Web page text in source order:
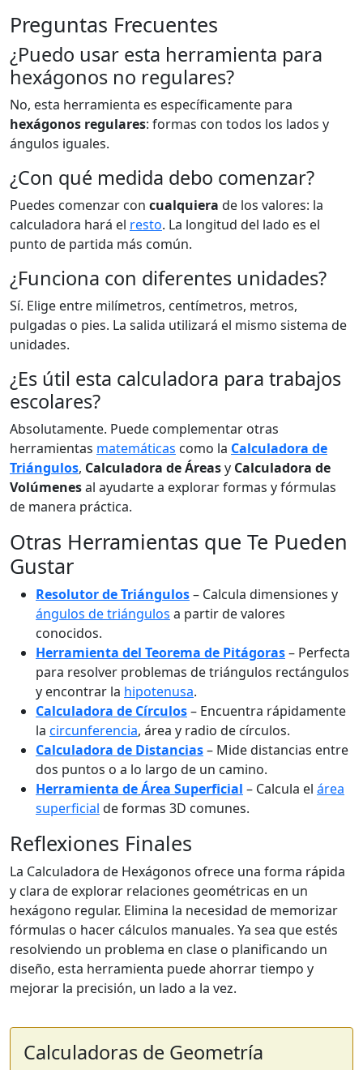
Preguntas Frecuentes
¿Puedo usar esta herramienta para
hexágonos no regulares?
No, esta herramienta es específicamente para
hexágonos regulares: formas con todos los lados y
ángulos iguales.
¿Con qué medida debo comenzar?
Puedes comenzar con cualquiera de los valores: la
calculadora hará el resto. La longitud del lado es el
punto de partida más común.
¿Funciona con diferentes unidades?
Sí. Elige entre milímetros, centímetros, metros,
pulgadas o pies. La salida utilizará el mismo sistema de
unidades.
¿Es útil esta calculadora para trabajos
escolares?
Absolutamente. Puede complementar otras
herramientas matemáticas como la Calculadora de
Triángulos, Calculadora de Áreasy Calculadora de
Volúmenesal ayudarte a explorar formas y fórmulas
de manera práctica.
Otras Herramientas que Te Pueden
Gustar
Resolutor de Triángulos– Calcula dimensiones y
ángulos de triángulos a partir de valores
conocidos.
Herramienta del Teorema de Pitágoras– Perfecta
para resolver problemas de triángulos rectángulos
y encontrar la hipotenusa.
Calculadora de Círculos– Encuentra rápidamente
la circunferencia, área y radio de círculos.
Calculadora de Distancias– Mide distancias entre
dos puntos o a lo largo de un camino.
Herramienta de Área Superficial – Calcula el área
superficial de formas 3D comunes.
Reflexiones Finales
La Calculadora de Hexágonos ofrece una forma rápida
y clara de explorar relaciones geométricas en un
hexágono regular. Elimina la necesidad de memorizar
fórmulas o hacer cálculos manuales. Ya sea que estés
resolviendo un problema en clase o planificando un
diseño, esta herramienta puede ahorrar tiempo y
mejorar la precisión, un lado a la vez.
Calculadoras de Geometría